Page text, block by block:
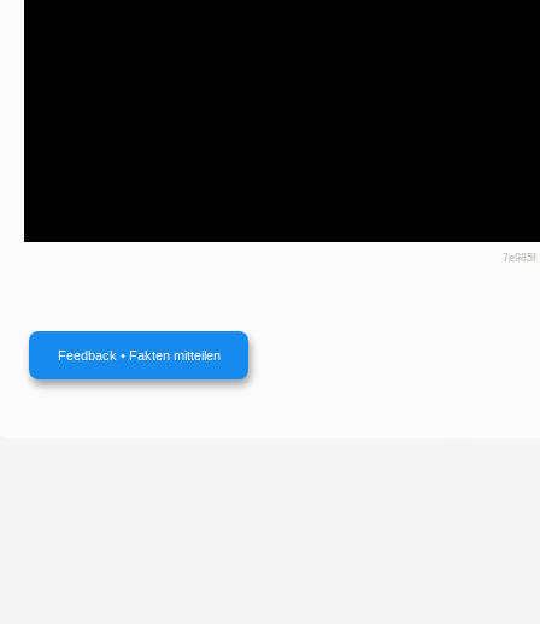
7e985f
Feedback • Fakten mitteilen